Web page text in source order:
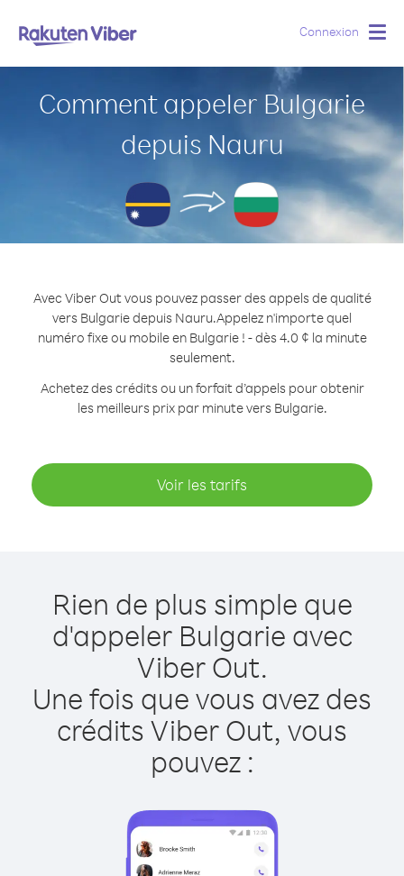
Connexion
Comment appeler Bulgarie
depuis Nauru
Avec Viber Out vous pouvez passer des appels de qualité
vers Bulgarie depuis Nauru.Appelez n'importe quel
numéro fixe ou mobile en Bulgarie ! - dès 4.0 ¢ la minute
seulement.
Achetez des crédits ou un forfait d’appels pour obtenir
les meilleurs prix par minute vers Bulgarie.
Voir les tarifs
Rien de plus simple que
d'appeler Bulgarie avec
Viber Out.
Une fois que vous avez des
crédits Viber Out, vous
pouvez :